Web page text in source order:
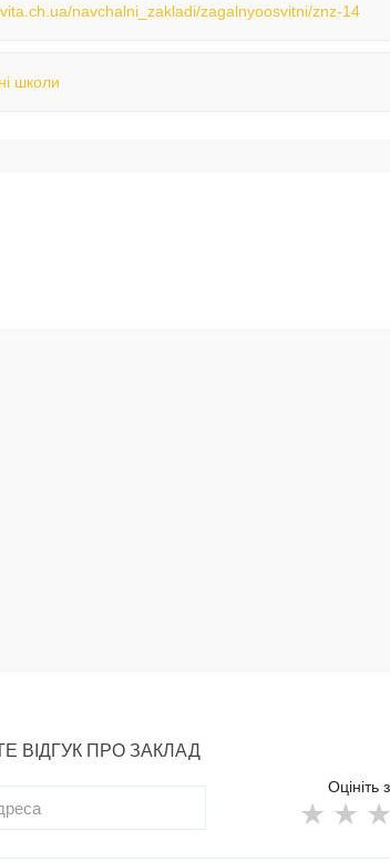
navchalni_zakladi/zagalnyoosvitni/znz-14
школи
ВІДГУК ПРО ЗАКЛАД
Оцініть